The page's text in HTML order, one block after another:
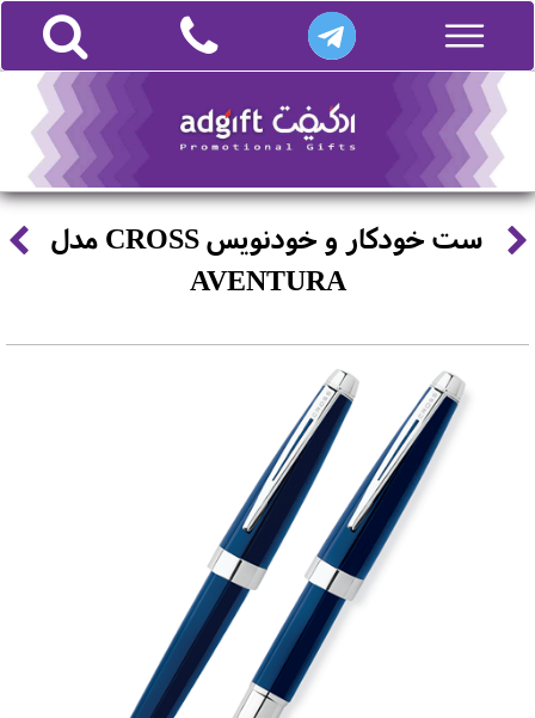
ست خودکار و خودنویس CROSS مدل
AVENTURA